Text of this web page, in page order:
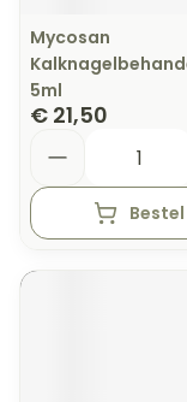
Mycosan
5ml
€ 21,50
Bestel